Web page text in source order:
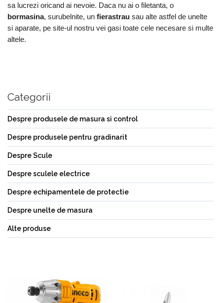
sa lucrezi oricand ai nevoie. Daca nu ai o filetanta, o
bormasina, surubelnite, un fierastrau sau alte astfel de unelte
si aparate, pe site-ul nostru vei gasi toate cele necesare si multe
altele.
Categorii
Despre produsele de masura si control
Despre produsele pentru gradinarit
Despre Scule
Despre sculele electrice
Despre echipamentele de protectie
Despre unelte de masura
Alte produse